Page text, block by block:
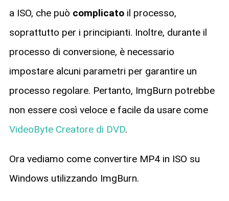
a ISO, che può complicatoil processo,
soprattutto per i principianti. Inoltre, durante il
processo di conversione, è necessario
impostare alcuni parametri per garantire un
processo regolare. Pertanto, ImgBurn potrebbe
non essere così veloce e facile da usare come
VideoByte Creatore di DVD.
Ora vediamo come convertire MP4 in ISO su
Windows utilizzando ImgBurn.